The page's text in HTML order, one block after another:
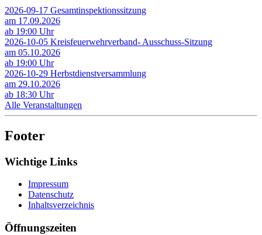
2026-09-17 Gesamtinspektionssitzung
am 17.09.2026
ab 19:00 Uhr
2026-10-05 Kreisfeuerwehrverband- Ausschuss-Sitzung
am 05.10.2026
ab 19:00 Uhr
2026-10-29 Herbstdienstversammlung
am 29.10.2026
ab 18:30 Uhr
Alle Veranstaltungen
Footer
Wichtige Links
Impressum
Datenschutz
Inhaltsverzeichnis
Öffnungszeiten